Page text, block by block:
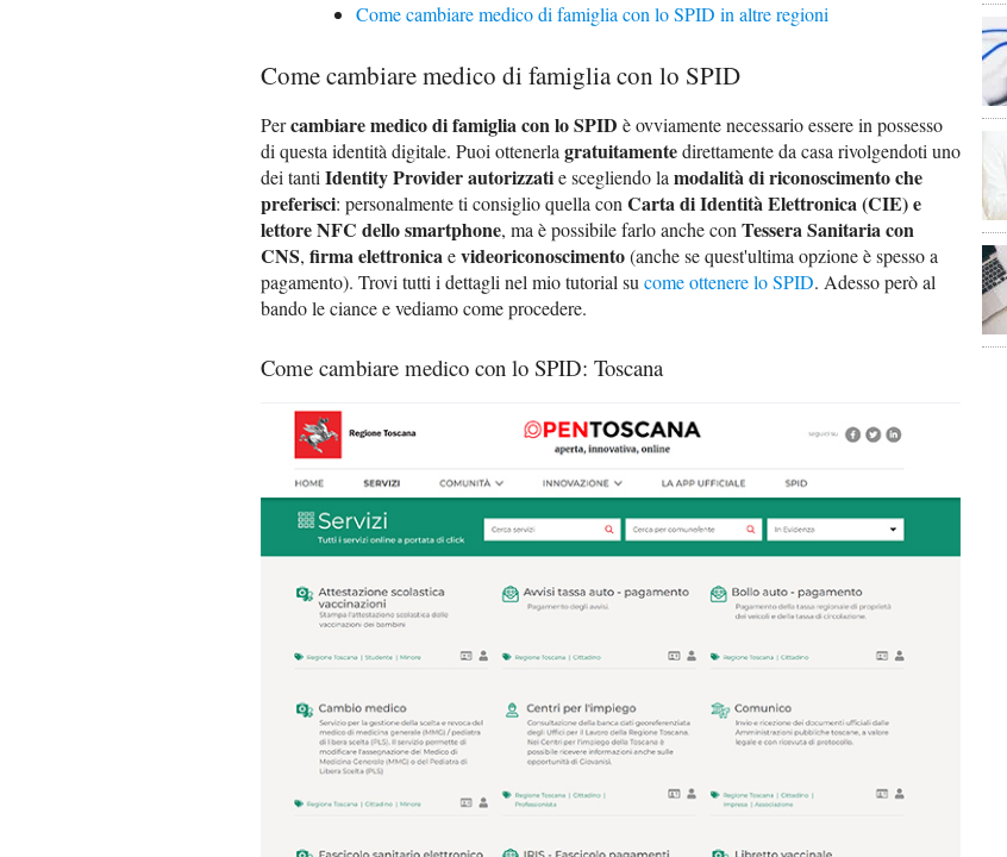
Come cambiare medico di famiglia con lo SPID in altre regioni
Come cambiare medico di famiglia con lo SPID
Percambiare medico di famiglia con lo SPID è ovviamente necessario essere in possesso
di questa identità digitale. Puoi ottenerla gratuitamentedirettamente da casa rivolgendoti uno
dei tanti Identity Provider autorizzatie scegliendo la modalità di riconoscimento che
preferisci: personalmente ti consiglio quella con Carta di Identità Elettronica (CIE) e
lettore NFC dello smartphone, ma è possibile farlo anche con Tessera Sanitaria con
CNS, firma elettronicaevideoriconoscimento(anche se quest'ultima opzione è spesso a
pagamento). Trovi tutti i dettagli nel mio tutorial su come ottenere lo SPID. Adesso però al
bando le ciance e vediamo come procedere.
Come cambiare medico con lo SPID: Toscana